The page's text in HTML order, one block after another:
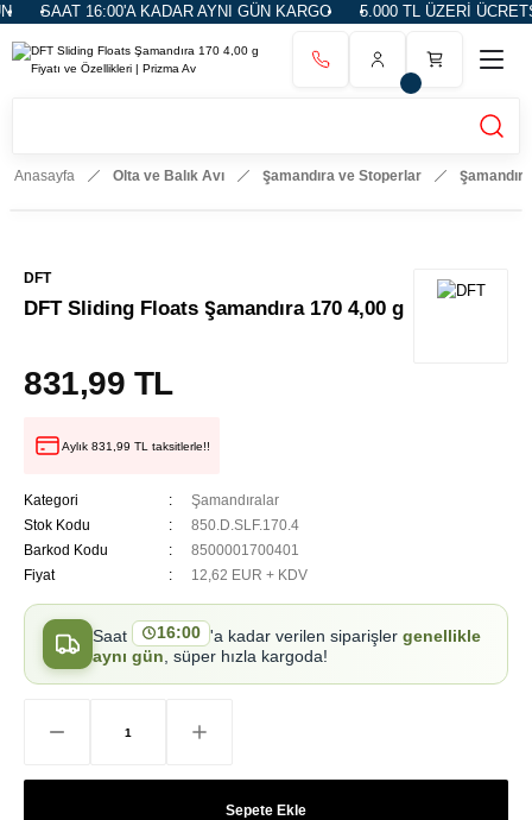
KADAR AYNI GÜN KARGO 5.000 TL ÜZERİ ÜCRETSİZ KARGO
Anasayfa Olta ve Balık Avı Şamandıra ve Stoperlar
DFT
DFT Sliding Floats Şamandıra 170 4,00 g
831,99 TL
Aylık 831,99 TL taksitlerle!!
Kategori
Şamandıralar
Stok Kodu
850.D.SLF.170.4
Barkod Kodu
8500001700401
Fiyat
12,62 EUR + KDV
Saat 16:00 'a kadar verilen siparişler genellikle
aynı gün, süper hızla kargoda!
Sepete Ekle